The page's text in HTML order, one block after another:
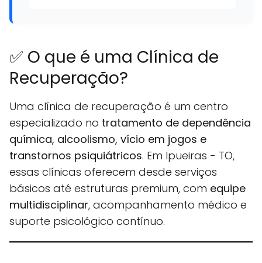
✅ O que é uma Clínica de
Recuperação?
Uma clínica de recuperação é um centro
especializado no tratamento de dependência
química, alcoolismo, vício em jogos e
transtornos psiquiátricos. Em Ipueiras - TO,
essas clínicas oferecem desde serviços
básicos até estruturas premium, com equipe
multidisciplinar, acompanhamento médico e
suporte psicológico contínuo.